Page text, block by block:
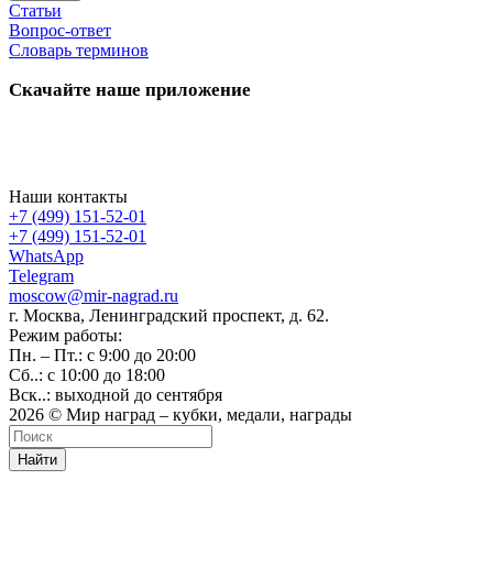
Статьи
Вопрос-ответ
Словарь терминов
Скачайте наше приложение
Наши контакты
+7 (499) 151-52-01
+7 (499) 151-52-01
WhatsApp
Telegram
moscow@mir-nagrad.ru
г. Москва, Ленинградский проспект, д. 62.
Режим работы:
Пн. – Пт.: с 9:00 до 20:00
Сб..: с 10:00 до 18:00
Вск..: выходной до сентября
2026 © Мир наград – кубки, медали, награды
Найти